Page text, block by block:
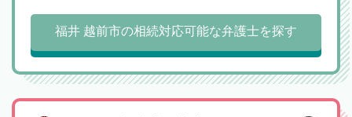
福井 越前市の相続対応可能な弁護士を探す